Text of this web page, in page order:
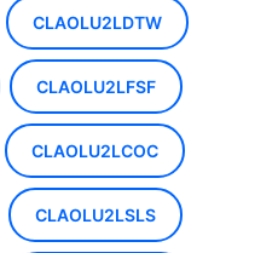
CLAOLU2LDTW
CLAOLU2LFSF
CLAOLU2LCOC
CLAOLU2LSLS